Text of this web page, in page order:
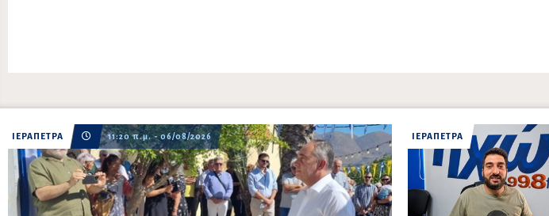
ΙΕΡΑΠΕΤΡΑ 11:20 π.μ. - 06/08/2026 ΙΕΡΑΠΕΤΡΑ